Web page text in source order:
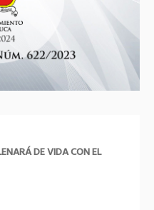
DE VIDA CON EL